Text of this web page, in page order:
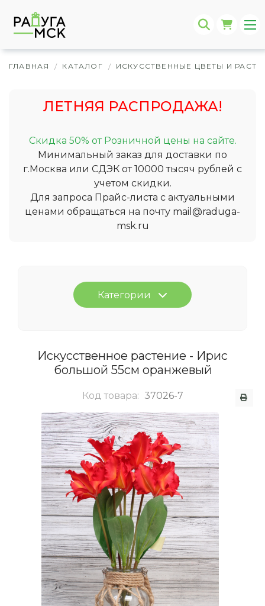
ГЛАВНАЯ / КАТАЛОГ / ИСКУССТВЕННЫЕ ЦВЕТЫ И
ЛЕТНЯЯ РАСПРОДАЖА!
Скидка 50% от Розничной цены на сайте.
Минимальный заказ для доставки по
г.Москва или СДЭК от 10000 тысяч рублей с
учетом скидки.
Для запроса Прайс-листа с актуальными
ценами обращаться на почту mail@raduga-
msk.ru
Категории
Искусственное растение - Ирис
большой 55см оранжевый
Код товара: 37026-7